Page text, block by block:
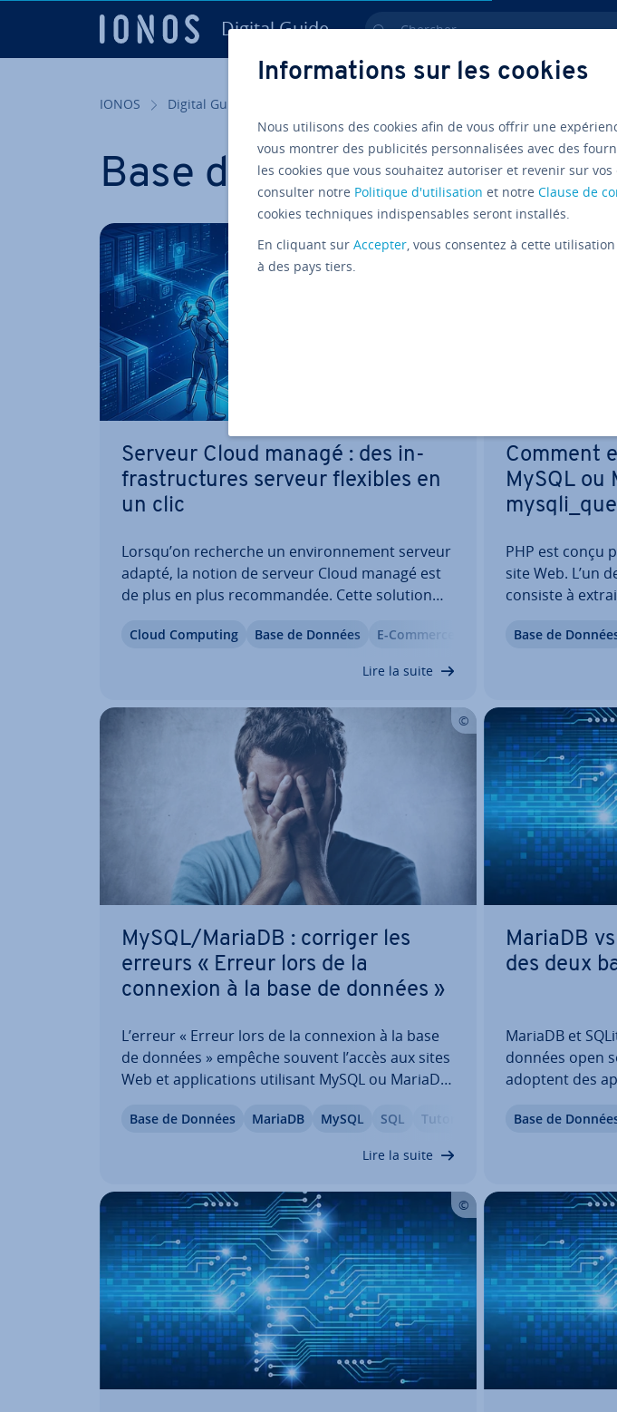
Digital Guide Chercher
IONOS Digital Guide
Base de Données
Serveur Cloud managé : des in­
fras­truc­tures serveur flexibles en
un clic
Lorsqu’on recherche un en­vi­ron­ne­ment serveur
adapté, la notion de serveur Cloud managé est
de plus en plus re­com­man­dée. Cette solution
ainsi qu’une prise en charge étendue par le four­
Cloud Computing Base de Données E-Commerce
Lire la suite
Comment
MySQL ou
PHP est conçu
site Web. L’un
consiste à
tutoriel
Base de
MySQL/MariaDB : corriger les
erreurs « Erreur lors de la
connexion à la base de données »
L’erreur « Erreur lors de la connexion à la base
de données » empêche souvent l’accès aux sites
Web et ap­pli­ca­tions utilisant MySQL ou MariaDB.
fier la cause et la corriger. Vous ap­pren­drez à
Base de Données MariaDB MySQL SQL Tutoriels
Lire la suite
MariaDB
des deux
MariaDB et
données open
adoptent des
serveur
Base de
Informations sur les cookies
Nous utilisons des cookies afin de vous offrir une
vous montrer des publicités personnalisées avec des
les cookies que vous souhaitez autoriser et revenir sur
consulter notre Politique d'utilisation et notre Clause de
cookies techniques indispensables seront installés.
En cliquant sur Accepter, vous consentez à cette
à des pays tiers.